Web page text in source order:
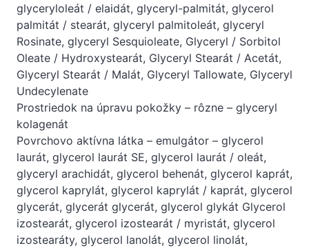
glyceryloleát / elaidát, glyceryl-palmitát, glycerol
palmitát / stearát, glyceryl palmitoleát, glyceryl
Rosinate, glyceryl Sesquioleate, Glyceryl / Sorbitol
Oleate / Hydroxystearát, Glyceryl Stearát / Acetát,
Glyceryl Stearát / Malát, Glyceryl Tallowate, Glyceryl
Undecylenate
Prostriedok na úpravu pokožky – rôzne – glyceryl
kolagenát
Povrchovo aktívna látka – emulgátor – glycerol
laurát, glycerol laurát SE, glycerol laurát / oleát,
glyceryl arachidát, glycerol behenát, glycerol kaprát,
glycerol kaprylát, glycerol kaprylát / kaprát, glycerol
glycerát, glycerát glycerát, glycerol glykát Glycerol
izostearát, glycerol izostearát / myristát, glycerol
izostearáty, glycerol lanolát, glycerol linolát,